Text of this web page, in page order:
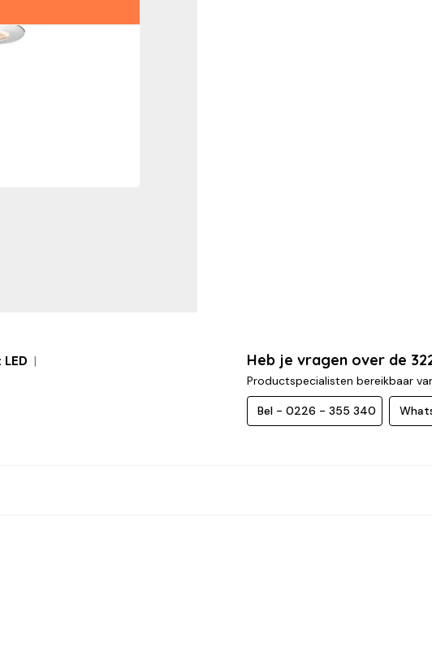
LED
Heb je vragen over de
Productspecialisten bereikbaar
Bel - 0226 - 355 340